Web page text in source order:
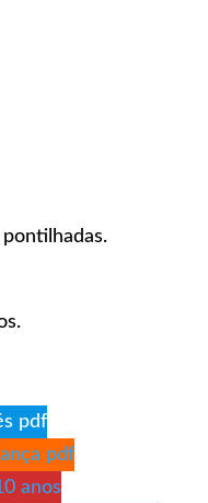
pdf
pdf
anos